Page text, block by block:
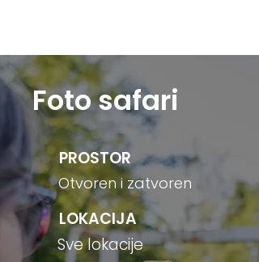
Foto safari
PROSTOR
Otvoren i zatvoren
LOKACIJA
Sve lokacije